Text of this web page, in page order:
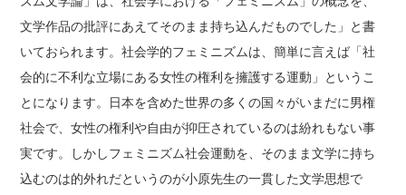
文学作品の批評にあえてそのまま持ち込んだものでした」と書
いておられます。社会学的フェミニズムは、簡単に言えば「社
会的に不利な立場にある女性の権利を擁護する運動」というこ
とになります。日本を含めた世界の多くの国々がいまだに男権
社会で、女性の権利や自由が抑圧されているのは紛れもない事
実です。しかしフェミニズム社会運動を、そのまま文学に持ち
込むのは的外れだというのが小原先生の一貫した文学思想で